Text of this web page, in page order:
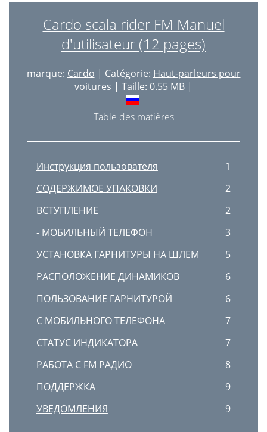
Cardo scala rider FM Manuel
d'utilisateur (12 pages)
marque: Cardo | Catégorie: Haut-parleurs pour
voitures | Taille: 0.55 MB |
Table des matières
Инструкция пользователя
1
СОДЕРЖИМОЕ УПАКОВКИ
2
ВСТУПЛЕНИЕ
2
- МОБИЛЬНЫЙ TЕЛЕФОН
3
УСТАНОВКА ГАРНИТУРЫ НА ШЛЕМ
5
РАСПОЛОЖЕНИЕ ДИНАМИКОВ
6
ПОЛЬЗОВАНИЕ ГАРНИТУРОЙ
6
С МОБИЛЬНОГО ТЕЛЕФОНА
7
СТАТУС ИНДИКАТОРА
7
РАБОТА С FM РАДИО
8
ПОДДЕРЖКА
9
УВЕДОМЛЕНИЯ
9